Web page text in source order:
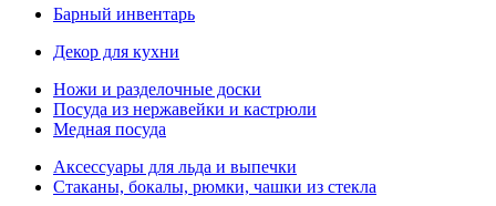
Барный инвентарь
Декор для кухни
Ножи и разделочные доски
Посуда из нержавейки и кастрюли
Медная посуда
Аксессуары для льда и выпечки
Стаканы, бокалы, рюмки, чашки из стекла